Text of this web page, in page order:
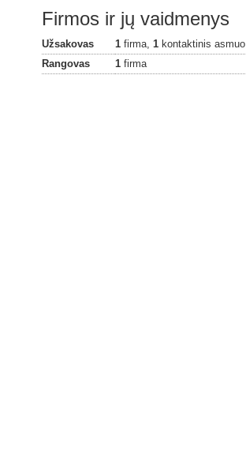
Firmos ir jų vaidmenys
Užsakovas 1 firma, 1 kontaktinis asmuo
Rangovas
1 firma